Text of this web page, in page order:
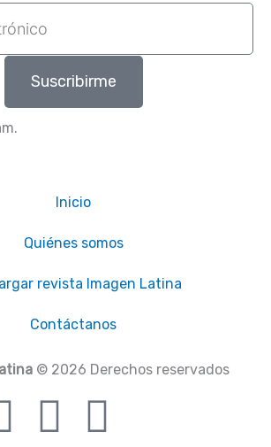
Suscribirme
Inicio
Quiénes somos
revista Imagen Latina
Contáctanos
© 2026 Derechos reservados
T
Y
T